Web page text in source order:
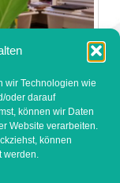
wir Technologien wie
oder darauf
können wir Daten
Website verarbeiten.
können
werden.